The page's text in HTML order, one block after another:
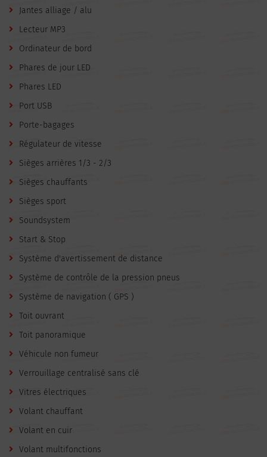
Jantes alliage / alu
Lecteur MP3
Ordinateur de bord
Phares de jour LED
Phares LED
Port USB
Porte-bagages
Régulateur de vitesse
Sièges arrières 1/3 - 2/3
Sièges chauffants
Sièges sport
Soundsystem
Start & Stop
Système d'avertissement de distance
Système de contrôle de la pression pneus
Système de navigation ( GPS )
Toit ouvrant
Toit panoramique
Véhicule non fumeur
Verrouillage centralisé sans clé
Vitres électriques
Volant chauffant
Volant en cuir
Volant multifonctions